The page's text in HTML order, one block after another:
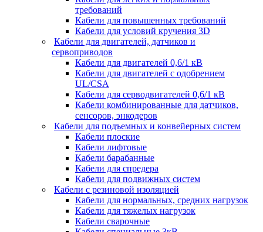
требований
Кабели для повышенных требований
Кабели для условий кручения 3D
Кабели для двигателей, датчиков и
сервоприводов
Кабели для двигателей 0,6/1 кВ
Кабели для двигателей с одобрением
UL/CSA
Кабели для серводвигателей 0,6/1 кВ
Кабели комбинированные для датчиков,
cенсоров, энкодеров
Кабели для подъемных и конвейерных систем
Кабели плоские
Кабели лифтовые
Кабели барабанные
Кабели для спредера
Кабели для подвижных систем
Кабели с резиновой изоляцией
Кабели для нормальных, средних нагрузок
Кабели для тяжелых нагрузок
Кабели сварочные